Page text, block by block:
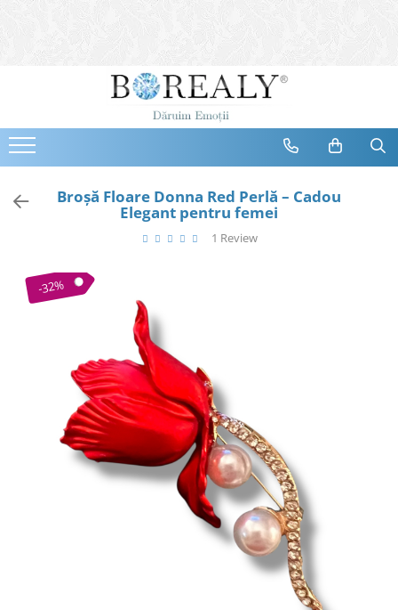
Bijuterii
Cercei
Bratari
Coliere
Destinatari
Bijuterii Mirese
Cele mai noi
Cele mai vandute
Cele mai votate
Broșă Floare Donna Red Perlă – Cadou
Elegant pentru femei
1 Review
-32%